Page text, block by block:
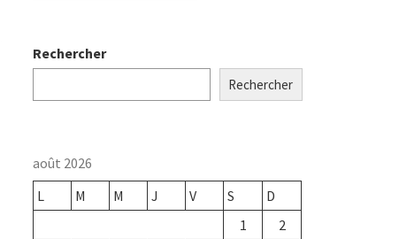
Rechercher
Rechercher
août 2026
L
M M J V S
D
1
2